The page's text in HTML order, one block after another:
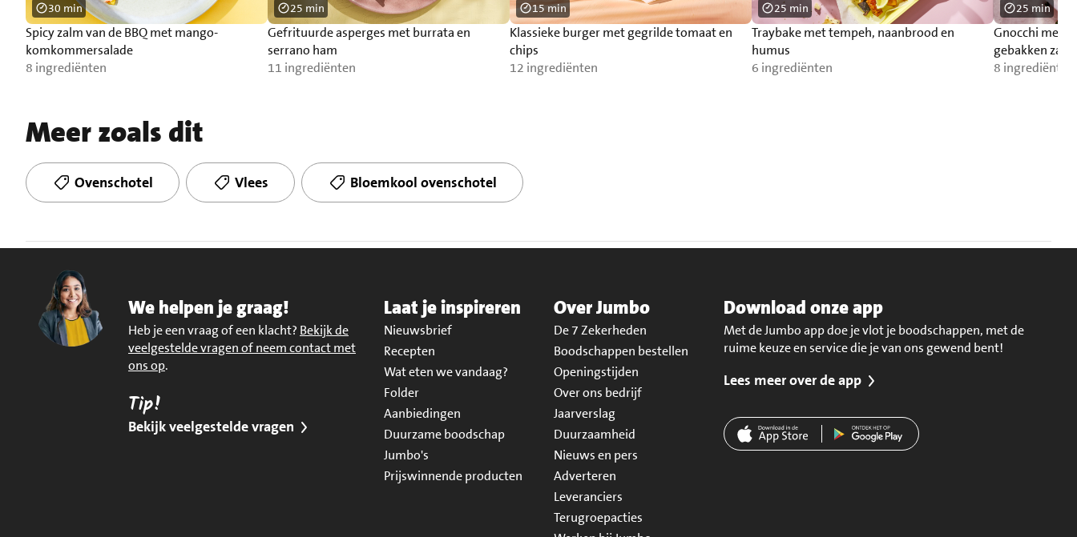
Spicy zalm van de BBQ met mango-
komkommersalade
8 ingrediënten
30 min
Gefrituurde asperges met burrata en
serrano ham
11 ingrediënten
25 min
Klassieke burger met gegrilde tomaat en
chips
12 ingrediënten
15 min
Traybake met tempeh, naanbrood en
humus
6 ingrediënten
25 min
Gnocchi met
gebakken zalm
8 ingrediënten
25 min
Meer zoals dit
Ovenschotel Vlees Bloemkool ovenschotel
We helpen je graag!
Heb je een vraag of een klacht? Bekijk de
veelgestelde vragen of neem contact met
ons op.
Tip!
Bekijk veelgestelde vragen
Laat je inspireren
Nieuwsbrief
Recepten
Wat eten we vandaag?
Folder
Aanbiedingen
Duurzame boodschap
Jumbo's
Prijswinnende producten
Over Jumbo
De 7 Zekerheden
Boodschappen bestellen
Openingstijden
Over ons bedrijf
Jaarverslag
Duurzaamheid
Nieuws en pers
Adverteren
Leveranciers
Terugroepacties
Download onze app
Met de Jumbo app doe je vlot je boodschappen, met de
ruime keuze en service die je van ons gewend bent!
Lees meer over de app